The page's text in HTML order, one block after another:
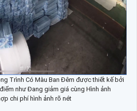
Trình Có Màu Ban Đêm được thiết kế bởi
như Đang giảm giá cùng Hình ảnh
chi phí hình ảnh rõ nét